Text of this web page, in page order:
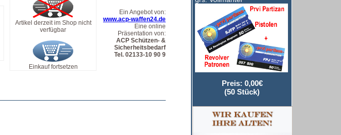
Artikel derzeit im Shop nicht
verfügbar
Einkauf fortsetzen
Ein Angebot von:
www.acp-waffen24.de
Eine online
Präsentation von:
ACP Schützen- &
Sicherheitsbedarf
Tel. 02133-10 90 9
Preis: 0,00€
(50 Stück)